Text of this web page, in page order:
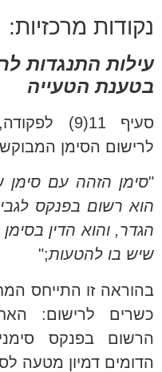
נקודות מרכזיות:
עילות התנגדות
בטענת הטעייה
סעיף 11(9)
לרישום הסימן
"סימן הזהה עם סימן
הוא רשום בפנקס לגבי
הגדר, והוא הדין
שיש בו להטעות;"
בהוראה זו התייחס
כשרים לרישום:
הרשום בפנקס
הדומים דמיון מטעה